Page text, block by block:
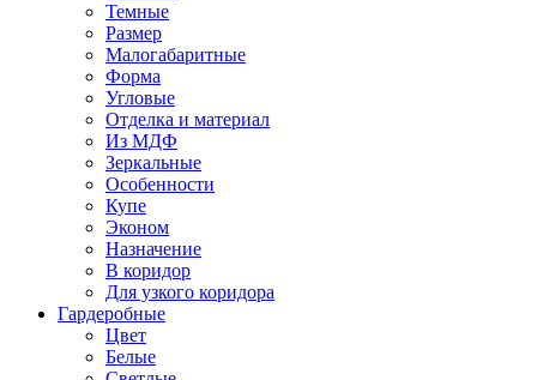
Темные
Размер
Малогабаритные
Форма
Угловые
Отделка и материал
Из МДФ
Зеркальные
Особенности
Купе
Эконом
Назначение
В коридор
Для узкого коридора
Гардеробные
Цвет
Белые